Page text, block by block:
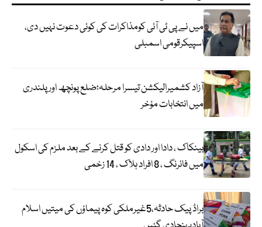
میں نے پی ٹی آئی کومذاکرات کی کوئی دعوت نہیں دی،
اسپیکرقومی اسمبلی
آزاد کشمیرالیکشن تیسرا مرحلہ؛ضلع پونچھ اور پلندری
میں انتخابات مؤخر
بینکاک ، دادا اور دادی کو قتل کرنے کے بعد ملزم کی اسکول
میں فائرنگ ، 8 افراد ہلاک ، 14 زخمی
براڈ پیک حادثہ،5غیرملکی کوہ پیماؤں کی میتیں اسلام